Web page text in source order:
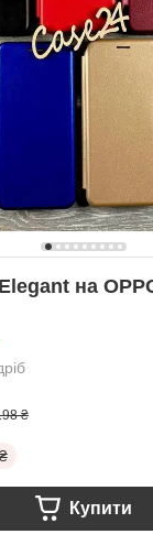
на
₴
Купити